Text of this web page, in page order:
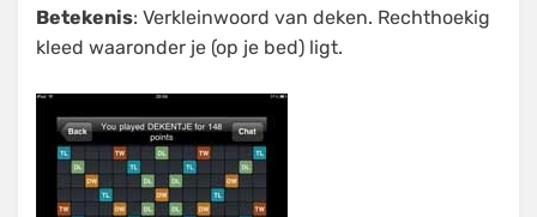
Betekenis: Verkleinwoord van deken. Rechthoekig
kleed waaronder je (op je bed) ligt.